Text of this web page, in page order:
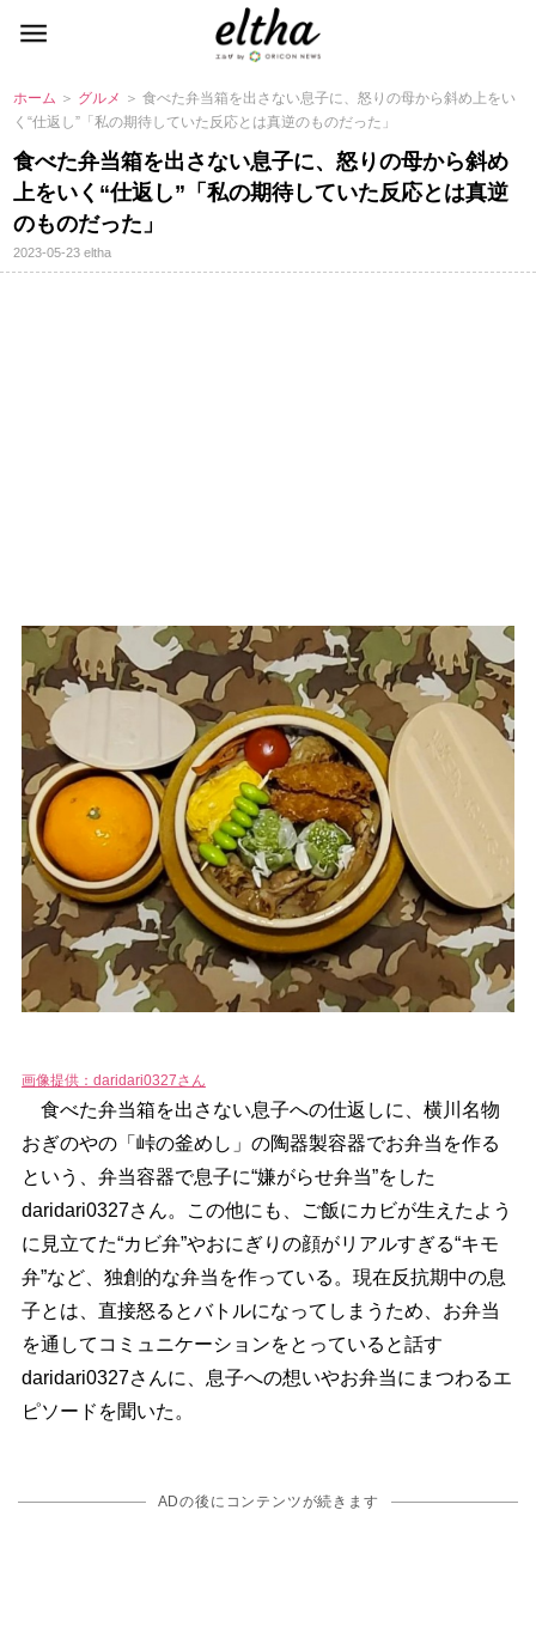
ホーム ＞ グルメ ＞ 食べた弁当箱を出さない息子に、怒りの母から斜め上をい
く“仕返し”「私の期待していた反応とは真逆のものだった」
食べた弁当箱を出さない息子に、怒りの母から斜め
上をいく“仕返し”「私の期待していた反応とは真逆
のものだった」
2023-05-23eltha
画像提供：daridari0327さん
食べた弁当箱を出さない息子への仕返しに、横川名物
おぎのやの「峠の釜めし」の陶器製容器でお弁当を作る
という、弁当容器で息子に“嫌がらせ弁当”をした
daridari0327さん。この他にも、ご飯にカビが生えたよう
に見立てた“カビ弁”やおにぎりの顔がリアルすぎる“キモ
弁”など、独創的な弁当を作っている。現在反抗期中の息
子とは、直接怒るとバトルになってしまうため、お弁当
を通してコミュニケーションをとっていると話す
daridari0327さんに、息子への想いやお弁当にまつわるエ
ピソードを聞いた。
ADの後にコンテンツが続きます